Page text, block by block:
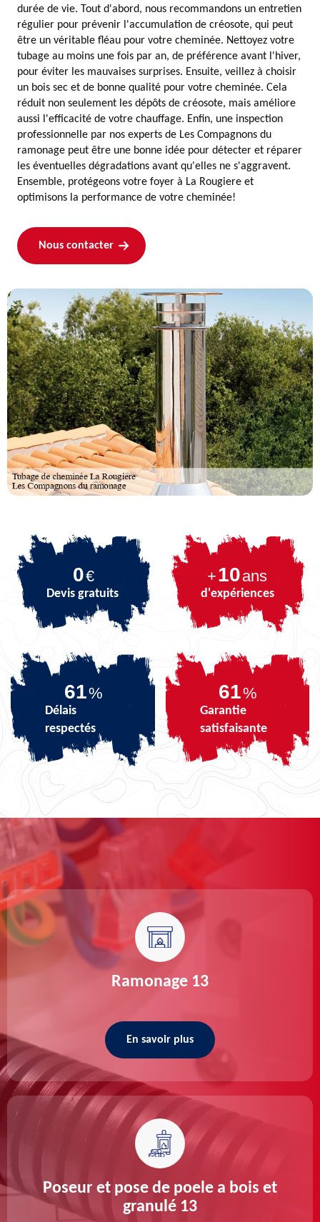
durée de vie. Tout d'abord, nous recommandons un entretien
régulier pour prévenir l'accumulation de créosote, qui peut
être un véritable fléau pour votre cheminée. Nettoyez votre
tubage au moins une fois par an, de préférence avant l'hiver,
pour éviter les mauvaises surprises. Ensuite, veillez à choisir
un bois sec et de bonne qualité pour votre cheminée. Cela
réduit non seulement les dépôts de créosote, mais améliore
aussi l'efficacité de votre chauffage. Enfin, une inspection
professionnelle par nos experts de Les Compagnons du
ramonage peut être une bonne idée pour détecter et réparer
les éventuelles dégradations avant qu'elles ne s'aggravent.
Ensemble, protégeons votre foyer à La Rougiere et
optimisons la performance de votre cheminée!
Nous contacter
0€
Devis gratuits
+10ans
d'expériences
74%
Délais
respectés
74%
Garantie
satisfaisante
Ramonage 13
En savoir plus
Poseur et pose de poele a bois et
granulé 13